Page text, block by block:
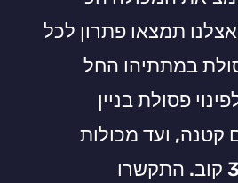
תמצאו פתרון לכל
במתתיהו החל
קוב לפינוי פסולת בניין
קטנה, ועד מכולות
גדולות בנפח 32 קוב. התקשרו